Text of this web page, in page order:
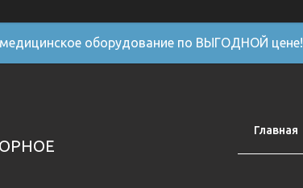
медицинское оборудование по ВЫГОДНОЙ цене!
Главная